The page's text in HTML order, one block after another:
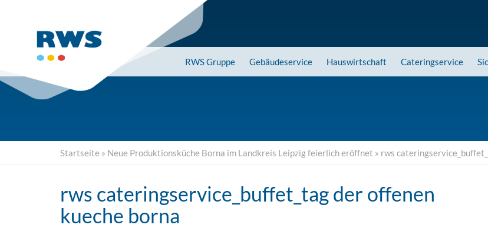
RWSGruppe Gebäudeservice Hauswirtschaft Cateringservice
Startseite » Neue Produktionsküche Borna im Landkreis Leipzig feierlich eröffnet » rws
rws cateringservice_buffet_tag der offenen
kueche borna